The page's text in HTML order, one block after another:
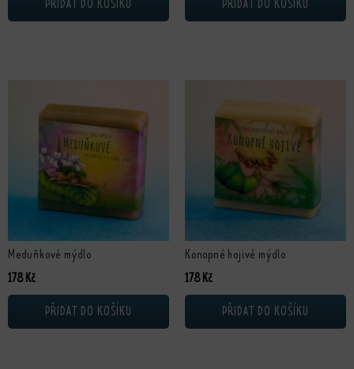
PŘIDAT DO KOŠÍKU PŘIDAT DO KOŠÍKU
Meduňkové mýdlo
178Kč
PŘIDAT DO KOŠÍKU
Konopné hojivé mýdlo
178Kč
PŘIDAT DO KOŠÍKU